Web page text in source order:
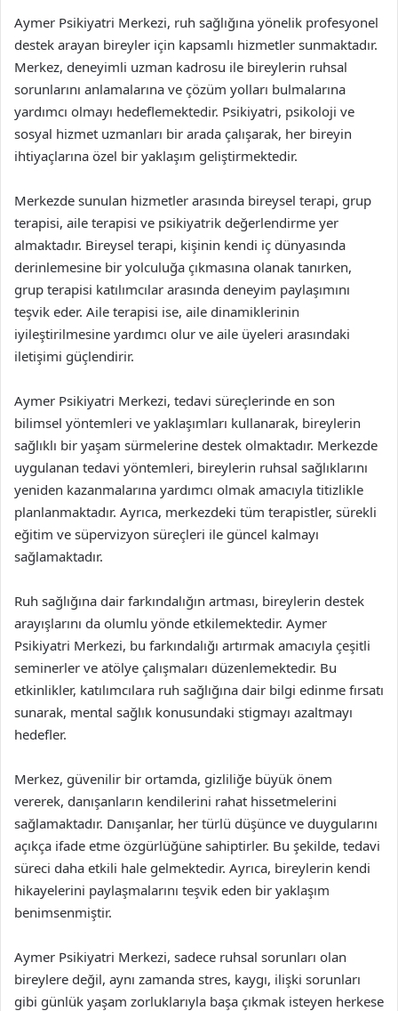
Aymer Psikiyatri Merkezi, ruh sağlığına yönelik profesyonel
destek arayan bireyler için kapsamlı hizmetler sunmaktadır.
Merkez, deneyimli uzman kadrosu ile bireylerin ruhsal
sorunlarını anlamalarına ve çözüm yolları bulmalarına
yardımcı olmayı hedeflemektedir. Psikiyatri, psikoloji ve
sosyal hizmet uzmanları bir arada çalışarak, her bireyin
ihtiyaçlarına özel bir yaklaşım geliştirmektedir.
Merkezde sunulan hizmetler arasında bireysel terapi, grup
terapisi, aile terapisi ve psikiyatrik değerlendirme yer
almaktadır. Bireysel terapi, kişinin kendi iç dünyasında
derinlemesine bir yolculuğa çıkmasına olanak tanırken,
grup terapisi katılımcılar arasında deneyim paylaşımını
teşvik eder. Aile terapisi ise, aile dinamiklerinin
iyileştirilmesine yardımcı olur ve aile üyeleri arasındaki
iletişimi güçlendirir.
Aymer Psikiyatri Merkezi, tedavi süreçlerinde en son
bilimsel yöntemleri ve yaklaşımları kullanarak, bireylerin
sağlıklı bir yaşam sürmelerine destek olmaktadır. Merkezde
uygulanan tedavi yöntemleri, bireylerin ruhsal sağlıklarını
yeniden kazanmalarına yardımcı olmak amacıyla titizlikle
planlanmaktadır. Ayrıca, merkezdeki tüm terapistler, sürekli
eğitim ve süpervizyon süreçleri ile güncel kalmayı
sağlamaktadır.
Ruh sağlığına dair farkındalığın artması, bireylerin destek
arayışlarını da olumlu yönde etkilemektedir. Aymer
Psikiyatri Merkezi, bu farkındalığı artırmak amacıyla çeşitli
seminerler ve atölye çalışmaları düzenlemektedir. Bu
etkinlikler, katılımcılara ruh sağlığına dair bilgi edinme fırsatı
sunarak, mental sağlık konusundaki stigmayı azaltmayı
hedefler.
Merkez, güvenilir bir ortamda, gizliliğe büyük önem
vererek, danışanların kendilerini rahat hissetmelerini
sağlamaktadır. Danışanlar, her türlü düşünce ve duygularını
açıkça ifade etme özgürlüğüne sahiptirler. Bu şekilde, tedavi
süreci daha etkili hale gelmektedir. Ayrıca, bireylerin kendi
hikayelerini paylaşmalarını teşvik eden bir yaklaşım
benimsenmiştir.
Aymer Psikiyatri Merkezi, sadece ruhsal sorunları olan
bireylere değil, aynı zamanda stres, kaygı, ilişki sorunları
gibi günlük yaşam zorluklarıyla başa çıkmak isteyen herkese